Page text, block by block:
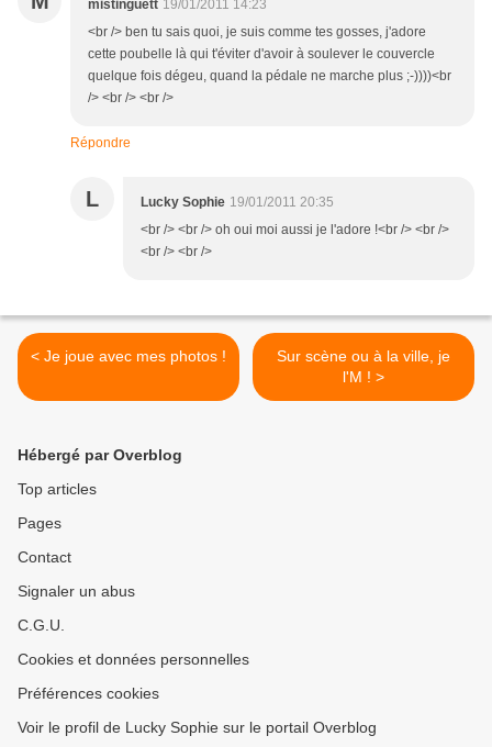
mistinguett 19/01/2011 14:23
<br /> ben tu sais quoi, je suis comme tes gosses, j'adore
cette poubelle là qui t'éviter d'avoir à soulever le couvercle
quelque fois dégeu, quand la pédale ne marche plus ;-))))<br
/> <br /> <br />
Répondre
L Lucky Sophie 19/01/2011 20:35
<br /> <br /> oh oui moi aussi je l'adore !<br /> <br />
<br /> <br />
< Je joue avec mes photos !
Sur scène ou à la ville, je
l'M ! >
Hébergé par Overblog
Top articles
Pages
Contact
Signaler un abus
C.G.U.
Cookies et données personnelles
Préférences cookies
Voir le profil de Lucky Sophie sur le portail Overblog